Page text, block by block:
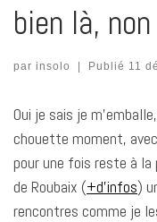
bien là,
par insolo | Publié 11
Oui je sais je
chouette moment,
pour une fois reste à la
de Roubaix (+d’infos)
rencontres comme je